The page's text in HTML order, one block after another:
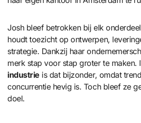
Josh bleef betrokken bij elk
houdt toezicht op ontwerpen,
strategie. Dankzij haar
merk stap voor stap groter te maken.
industrie is dat bijzonder, omdat
concurrentie hevig is. Toch bleef ze
doel.